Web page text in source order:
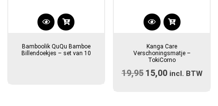
Bamboolik QuQu Bamboe
Billendoekjes – set van 10
Kanga Care
Verschoningsmatje –
TokiCorno
19,95 Oorspronkelijke
15,00Huidige
incl. BTW